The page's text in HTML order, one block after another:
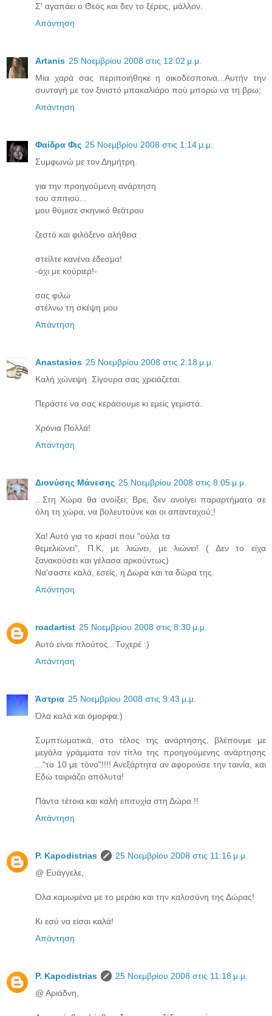
Σ' αγαπάει ο Θεός και δεν το ξέρεις, μάλλον.
Απάντηση
Artanis 25 Νοεμβρίου 2008 στις 12:02 μ.μ.
Μια χαρά σας περιποιήθηκε η οικοδέσποινα...Αυτήν την
συνταγή με τον ξινιστό μπακαλιάρο πού μπορώ να τη βρω;
Απάντηση
Φαίδρα Φις 25 Νοεμβρίου 2008 στις 1:14 μ.μ.
Συμφωνώ με τον Δημήτρη.
για την προηγούμενη ανάρτηση
του σπιτιού...
μου θύμισε σκηνικό θεάτρου
ζεστό και φιλόξενο αλήθεια
στείλτε κανένα έδεσμα!
-όχι με κούριερ!-
σας φιλώ
στέλνω τη σκέψη μου
Απάντηση
Anastasios 25 Νοεμβρίου 2008 στις 2:18 μ.μ.
Καλή χώνεψη. Σίγουρα σας χρειάζεται.
Περάστε να σας κεράσουμε κι εμείς γεμιστά.
Χρόνια Πολλά!
Απάντηση
Διονύσης Μάνεσης 25 Νοεμβρίου 2008 στις 8:05 μ.μ.
...Στη Χώρα θα ανοίξει; Βρε, δεν ανοίγει παραρτήματα σε
όλη τη χώρα, να βολευτούνε και οι απανταχού;!
Χα! Αυτό για το κρασί που "ούλα τα
θεμελιώνει", Π.Κ, με λιώνει, με λιώνει! ( Δεν το είχα
ξανακούσει και γέλασα αρκούντως)
Να'σαστε καλά, εσείς, η Δώρα και τα δώρα της.
Απάντηση
roadartist 25 Νοεμβρίου 2008 στις 8:30 μ.μ.
Αυτό είναι πλούτος.. Τυχερέ :)
Απάντηση
Άστρια 25 Νοεμβρίου 2008 στις 9:43 μ.μ.
Όλα καλά και όμορφα:)
Συμπτωματικά, στο τέλος της ανάρτησης, βλέπουμε με
μεγάλα γράμματα τον τίτλο της προηγούμενης ανάρτησης
..."το 10 με τόνο"!!!! Ανεξάρτητα αν αφορούσε την ταινία, και
Εδώ ταιριάζει απόλυτα!
Πάντα τέτοια και καλή επιτυχία στη Δώρα !!
Απάντηση
P. Kapodistrias
25 Νοεμβρίου 2008 στις 11:16 μ.μ.
@ Ευάγγελε,
Όλα καμωμένα με το μεράκι και την καλοσύνη της Δώρας!
Κι εσύ να είσαι καλά!
Απάντηση
P. Kapodistrias
25 Νοεμβρίου 2008 στις 11:18 μ.μ.
@ Αριάδνη,